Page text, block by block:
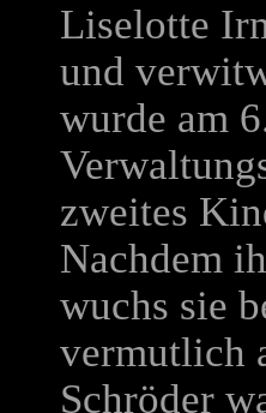
Liselotte
und
wurde am
zweites
Nachdem
wuchs sie
vermutlich
Schröder